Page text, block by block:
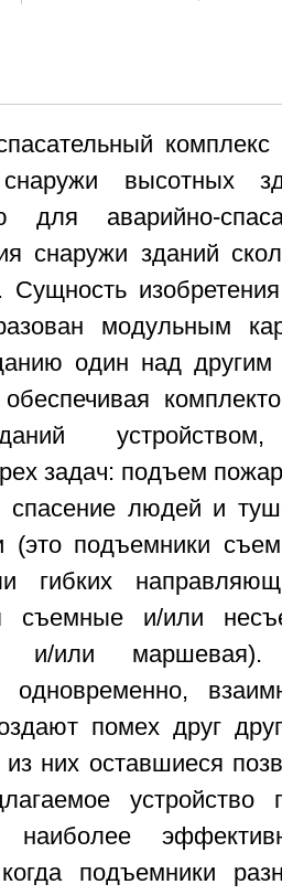
высотных
для аварийно-
снаружи зданий
Сущность
модульным
один над
устройством,
задач: подъем
спасение людей и
(это подъемники
гибких
съемные и/или
и/или
одновременно,
помех друг
них оставшиеся
устройство
наиболее
подъемники